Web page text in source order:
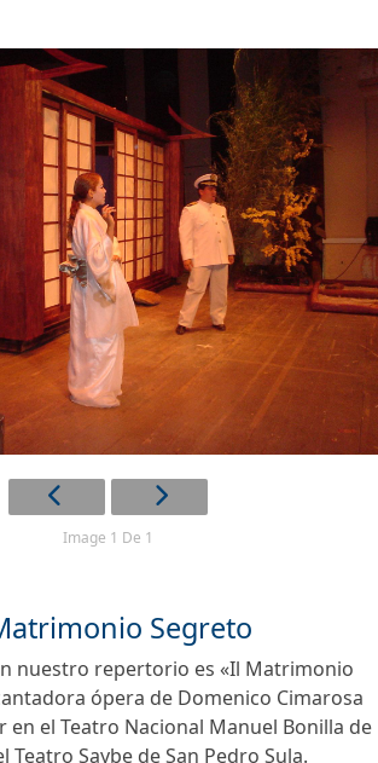
Image 1 De 1
Segreto
nuestro repertorio es «Il Matrimonio
ópera de Domenico Cimarosa
en el Teatro Nacional Manuel Bonilla de
Teatro Saybe de San Pedro Sula.